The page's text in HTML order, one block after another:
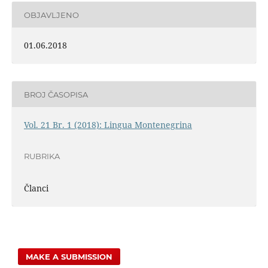
OBJAVLJENO
01.06.2018
BROJ ČASOPISA
Vol. 21 Br. 1 (2018): Lingua Montenegrina
RUBRIKA
Članci
MAKE A SUBMISSION